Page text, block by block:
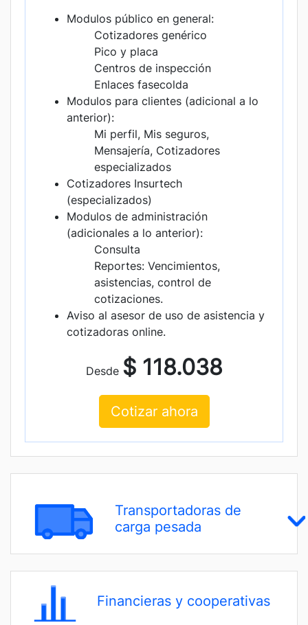
Modulos público en general:
Cotizadores genérico
Pico y placa
Centros de inspección
Enlaces fasecolda
Modulos para clientes (adicional a lo
anterior):
Mi perfil, Mis seguros,
Mensajería, Cotizadores
especializados
Cotizadores Insurtech
(especializados)
Modulos de administración
(adicionales a lo anterior):
Consulta
Reportes: Vencimientos,
asistencias, control de
cotizaciones.
Aviso al asesor de uso de asistencia y
cotizadoras online.
Desde $ 118.038
Cotizar ahora
Transportadoras de
carga pesada
Financieras y cooperativas